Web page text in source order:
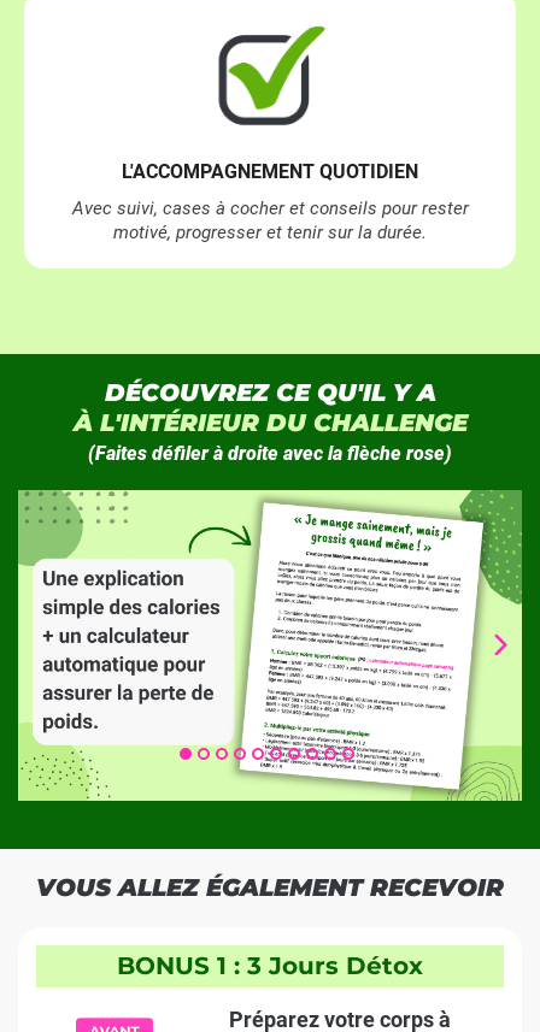
L'ACCOMPAGNEMENT QUOTIDIEN
Avec suivi, cases à cocher et conseils pour rester
motivé, progresser et tenir sur la durée.
DÉCOUVREZ CE QU'IL Y A
À L'INTÉRIEUR DU CHALLENGE
(Faites défiler à droite avec la flèche rose)
VOUS ALLEZ ÉGALEMENT RECEVOIR
BONUS 1 : 3 Jours Détox
Préparez votre corps à